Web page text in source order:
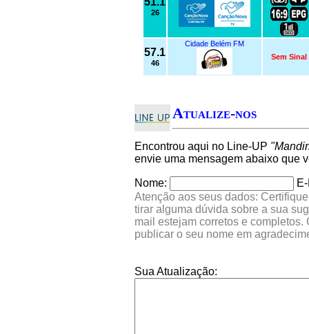
26
57.1
46
Cidade Belém FM
Sem Sinal
Atualize-nos
Encontrou aqui no Line-UP
envie uma mensagem abaixo que
Nome:
Atenção aos seus dados:
tirar alguma dúvida sobre a sua
mail estejam corretos e
publicar o seu nome em
Sua Atualização: